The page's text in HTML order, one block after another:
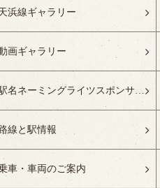
浜線ギャラリー
画ギャラリー
駅名ネーミングライツスポンサーの募集開始
線と駅情報
車・車両のご案内